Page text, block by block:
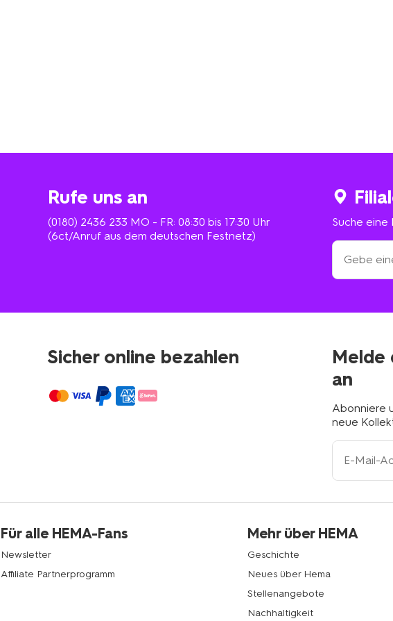
Rufe uns an
(0180) 2436 233 MO - FR: 08:30 bis 17:30 Uhr
(6ct/Anruf aus dem deutschen Festnetz)
Suche eine
Suche
eine
HEMA-
deiner
Sicher online bezahlen
Melde
an
Abonniere
neue
Ihre
Für alle HEMA-Fans
Newsletter
Affiliate Partnerprogramm
Mehr über HEMA
Geschichte
Neues über Hema
Stellenangebote
Nachhaltigkeit